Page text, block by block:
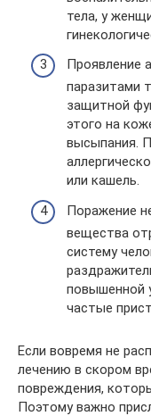
тела, у
Проявление
паразитами
защитной
этого на
высыпания.
или кашель.
Поражение
вещества
систему
повышенной
частые
Если вовремя не
лечению в скором
повреждения,
Поэтому важно